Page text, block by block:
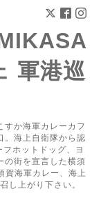
軍港巡
すか海軍カレーカフ
。海上自衛隊から認
ホットドッグ、ヨ
の街を宣言した横須
賀海軍カレー、海上
し上がり下さい。